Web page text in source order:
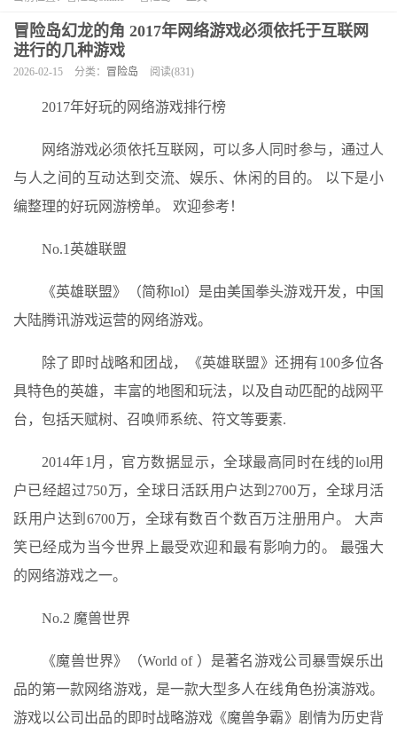
冒险岛幻龙的角 2017年网络游戏必须依托于互联网
进行的几种游戏
2026-02-15 分类： 冒险岛 阅读(831)
2017年好玩的网络游戏排行榜
网络游戏必须依托互联网，可以多人同时参与，通过人
与人之间的互动达到交流、娱乐、休闲的目的。 以下是小
编整理的好玩网游榜单。 欢迎参考！
No.1英雄联盟
《英雄联盟》（简称lol）是由美国拳头游戏开发，中国
大陆腾讯游戏运营的网络游戏。
除了即时战略和团战，《英雄联盟》还拥有100多位各
具特色的英雄，丰富的地图和玩法，以及自动匹配的战网平
台，包括天赋树、召唤师系统、符文等要素.
2014年1月，官方数据显示，全球最高同时在线的lol用
户已经超过750万，全球日活跃用户达到2700万，全球月活
跃用户达到6700万，全球有数百个数百万注册用户。 大声
笑已经成为当今世界上最受欢迎和最有影响力的。 最强大
的网络游戏之一。
No.2 魔兽世界
《魔兽世界》（World of ）是著名游戏公司暴雪娱乐出
品的第一款网络游戏，是一款大型多人在线角色扮演游戏。
游戏以公司出品的即时战略游戏《魔兽争霸》剧情为历史背